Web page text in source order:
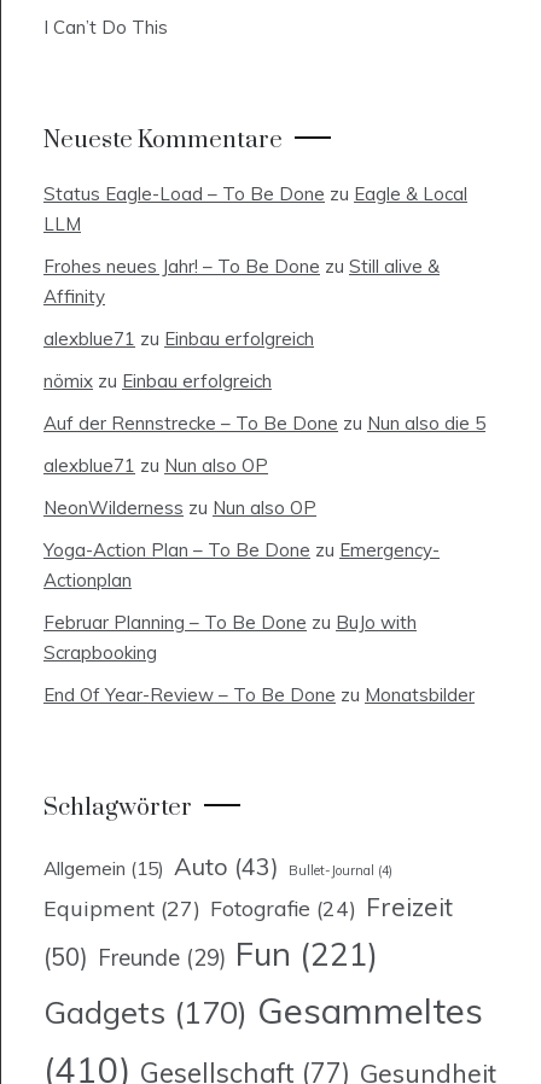
I Can’t Do This
Neueste Kommentare
Status Eagle-Load – To Be Done zu Eagle & Local
LLM
Frohes neues Jahr! – To Be Done zu Still alive &
Affinity
alexblue71 zu Einbau erfolgreich
nömix zu Einbau erfolgreich
Auf der Rennstrecke – To Be Done zu Nun also die 5
alexblue71 zu Nun also OP
NeonWilderness zu Nun also OP
Yoga-Action Plan – To Be Done zu Emergency-
Actionplan
Februar Planning – To Be Done zu BuJo with
Scrapbooking
End Of Year-Review – To Be Done zu Monatsbilder
Schlagwörter
Allgemein (15) Auto (43) Bullet-Journal (4)
Equipment (27) Fotografie (24) Freizeit
(50) Freunde (29) Fun (221)
Gadgets (170) Gesammeltes
(410) Gesellschaft (77) Gesundheit